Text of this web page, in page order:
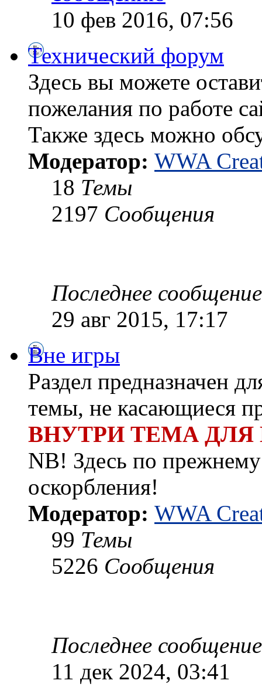
10 фев 2016, 07:56
Технический форум
Здесь вы можете
пожелания по работе
Также здесь можно
Модератор: WWA
18 Темы
2197 Сообщения
Последнее сообщение
29 авг 2015, 17:17
Вне игры
Раздел предназначен
темы, не касающиеся
ВНУТРИ ТЕМА
NB! Здесь по
оскорбления!
Модератор: WWA
99 Темы
5226 Сообщения
Последнее сообщение
11 дек 2024, 03:41